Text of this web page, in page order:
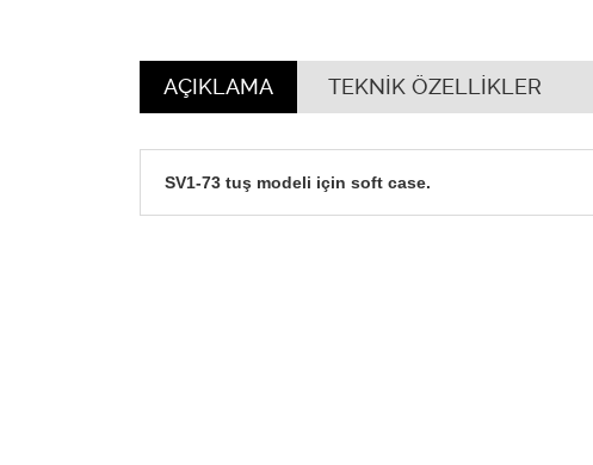
AÇIKLAMA TEKNİK ÖZELLİKLER
SV1-73 tuş modeli için soft case.